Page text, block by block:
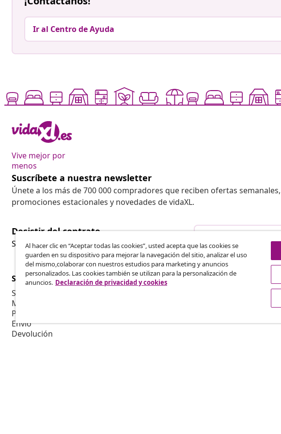
Ir al Centro de Ayuda
Vive mejor por
menos
Suscríbete a nuestra newsletter
Únete a los más de 700 000 compradores que reciben ofertas semanales,
promociones estacionales y novedades de vidaXL.
Desistir del contrato
Solicita la cancelación de tu pedido.
Servicio al Cliente
Seguimiento del pedido
Mi cuenta
Pago
Envío
Devolución
Empresas
Al hacer clic en “Aceptar todas las cookies”, usted acepta que las cookies se
guarden en su dispositivo para mejorar la navegación del sitio, analizar el uso
del mismo,colaborar con nuestros estudios para marketing y anuncios
personalizados. Las cookies también se utilizan para la personalización de
anuncios. Declaración de privacidad y cookies